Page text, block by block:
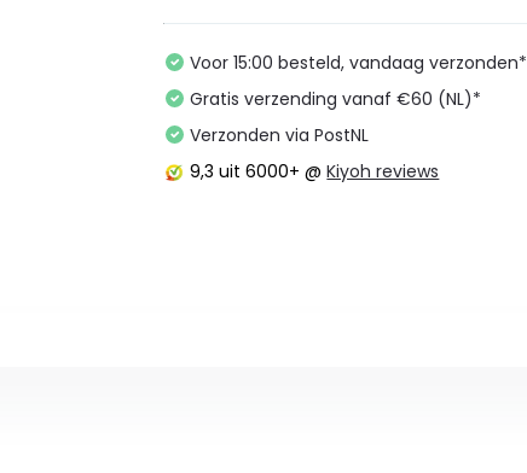
Voor 15:00 besteld, vandaag verzonden*
Gratis verzending vanaf €60 (NL)*
Verzonden via PostNL
9,3 uit 6000+ @Kiyoh reviews